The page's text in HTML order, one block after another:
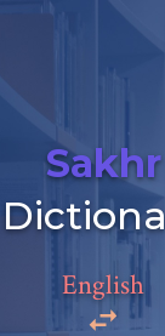
Sakhr
English
Add a